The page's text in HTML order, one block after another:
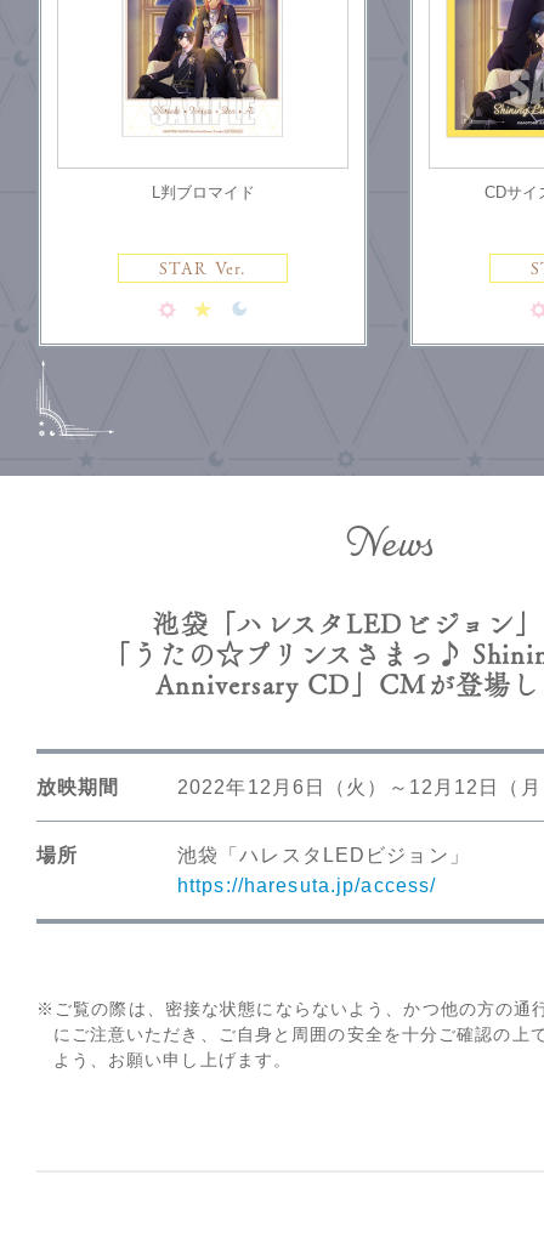
L判ブロマイド
STAR Ver.
CDサイ
News
池袋「ハレスタLEDビジョン
「うたの☆プリンスさまっ♪
Anniversary CD」CMが登場
放映期間 2022年12月6日（火）～12月12日（
場所
池袋「ハレスタLEDビジョン」
https://haresuta.jp/access/
※ご覧の際は、密接な状態にならないよう、かつ他の方の通
にご注意いただき、
ご自身と周囲の安全を十分ご確認の上
よう、お願い申し上げます。